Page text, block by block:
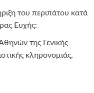
του περιπάτου κατά
Ευχής:
της Γενικής
κληρονομιάς,